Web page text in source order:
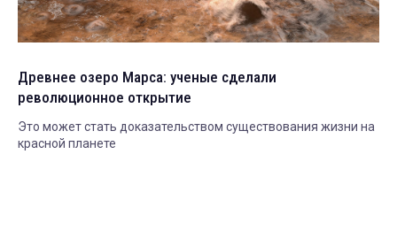
Древнее озеро Марса: ученые сделали
революционное открытие
Это может стать доказательством существования жизни на
красной планете